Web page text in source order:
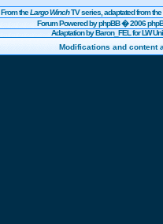
From theLargo WinchTV series, adaptated from
Forum Powered byphpBB� 2006
Adaptation by Baron_FEL for LW
Modifications and content